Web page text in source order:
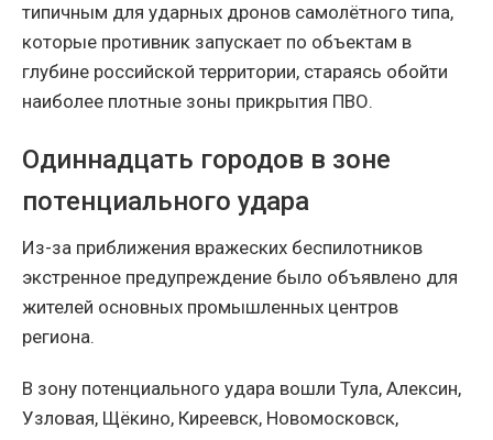
типичным для ударных дронов самолётного типа,
которые противник запускает по объектам в
глубине российской территории, стараясь обойти
наиболее плотные зоны прикрытия ПВО.
Одиннадцать городов в зоне
потенциального удара
Из-за приближения вражеских беспилотников
экстренное предупреждение было объявлено для
жителей основных промышленных центров
региона.
В зону потенциального удара вошли Тула, Алексин,
Узловая, Щёкино, Киреевск, Новомосковск,